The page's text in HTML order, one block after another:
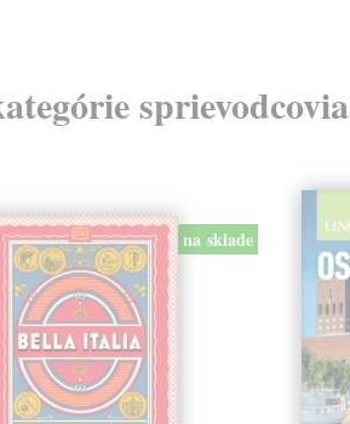
sprievodcovia
na sklade